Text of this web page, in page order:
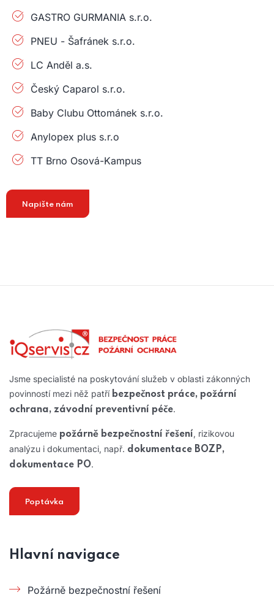
GASTRO GURMANIA s.r.o.
PNEU - Šafránek s.r.o.
LC Anděl a.s.
Český Caparol s.r.o.
Baby Clubu Ottománek s.r.o.
Anylopex plus s.r.o
TT Brno Osová-Kampus
Napište nám
Jsme specialisté na poskytování služeb v oblasti zákonných
povinností mezi něž patří bezpečnost práce, požární
ochrana, závodní preventivní péče.
Zpracujeme požárně bezpečnostní řešení, rizikovou
analýzu i dokumentaci, např. dokumentace BOZP,
dokumentace PO.
Poptávka
Hlavní navigace
Požárně bezpečnostní řešení